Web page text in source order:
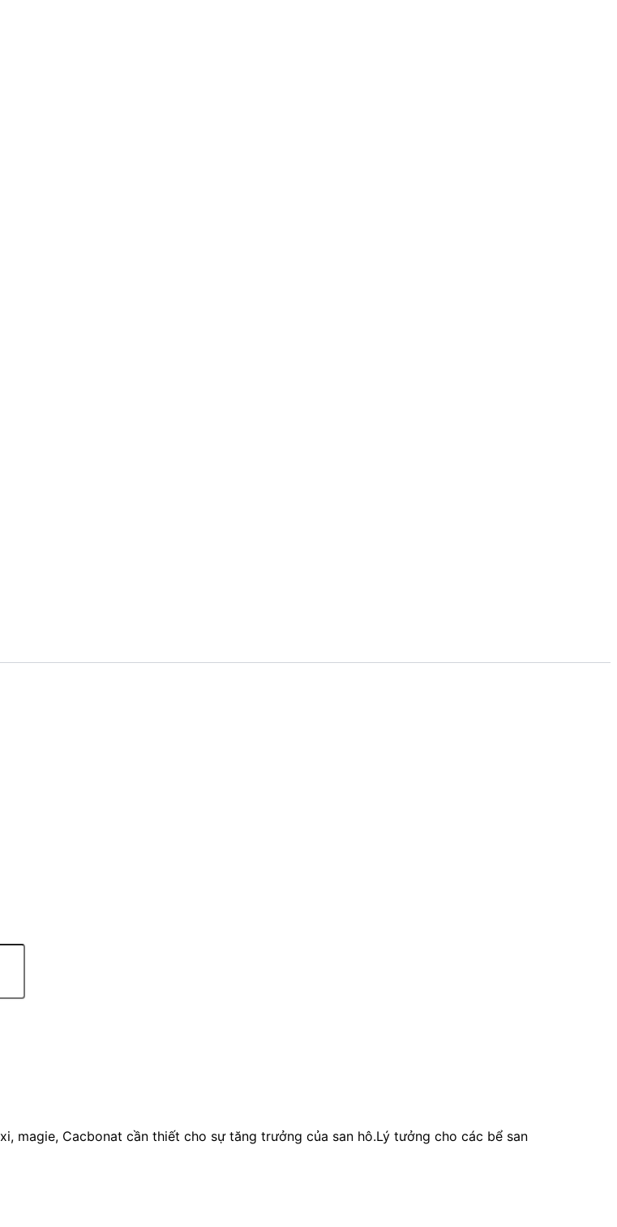
magie, Cacbonat cần thiết cho sự tăng trưởng của san hô.Lý tưởng cho các bể san